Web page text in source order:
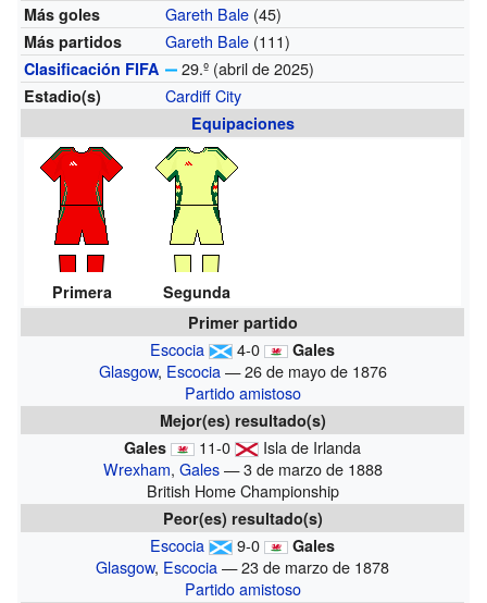
Más goles Gareth Bale (45)
Más partidos Gareth Bale (111)
Clasificación FIFA 29.º (abril de 2025)
Estadio(s) Cardiff City
Equipaciones
Primera
Segunda
Primer partido
Escocia 4-0 Gales
Glasgow, Escocia— 26 de mayo de 1876
Partido amistoso
Mejor(es) resultado(s)
Gales
11-0
Isla de Irlanda
Wrexham, Gales— 3 de marzo de 1888
British Home Championship
Peor(es) resultado(s)
Escocia 9-0 Gales
Glasgow, Escocia— 23 de marzo de 1878
Partido amistoso